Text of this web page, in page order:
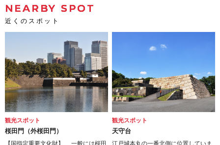
NEARBY SPOT
近くのスポット
観光スポット
桜田門（外桜田門）
【国指定重要文化財】 一般には桜田
観光スポット
天守台
江戸城本丸の一番北側に位置していま